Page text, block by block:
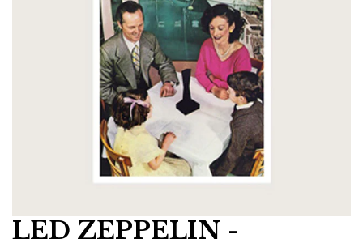
LED ZEPPELIN -